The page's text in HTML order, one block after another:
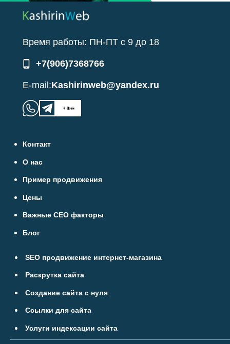
Время работы: ПН-ПТ с 9 до 18
+7(906)7368766
E-mail:Kashirinweb@yandex.ru
SEO продвижение интернет-магазина
Раскрутка сайта
Создание сайта с нуля
Ссылки для сайта
Услуги индексации сайта
Контакт
О нас
Пример продвижения
Цены
Важные СЕО факторы
Блог